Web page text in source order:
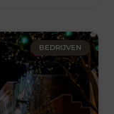
BEDRIJVEN